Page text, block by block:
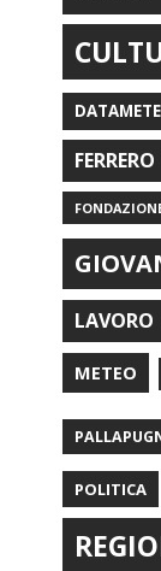
FERRERO
LAVORO
METEO
POLITICA